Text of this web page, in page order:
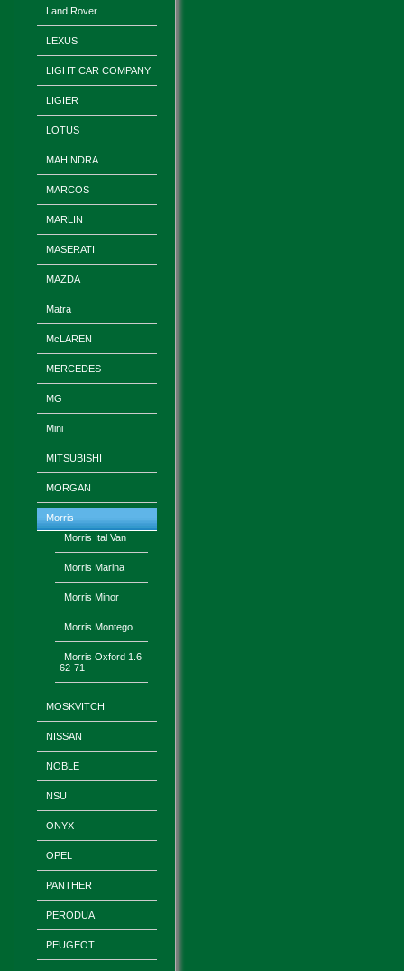
Land Rover
LEXUS
LIGHT CAR COMPANY
LIGIER
LOTUS
MAHINDRA
MARCOS
MARLIN
MASERATI
MAZDA
Matra
McLAREN
MERCEDES
MG
Mini
MITSUBISHI
MORGAN
Morris
Morris Ital Van
Morris Marina
Morris Minor
Morris Montego
Morris Oxford 1.6
62-71
MOSKVITCH
NISSAN
NOBLE
NSU
ONYX
OPEL
PANTHER
PERODUA
PEUGEOT